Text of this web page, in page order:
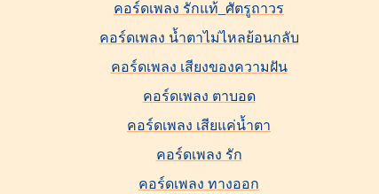
คอร์ดเพลง รักแท้_ศัตรูถาวร
คอร์ดเพลง น้ำตาไม่ไหลย้อนกลับ
คอร์ดเพลง เสียงของความฝัน
คอร์ดเพลง ตาบอด
คอร์ดเพลง เสียแค่น้ำตา
คอร์ดเพลง รัก
คอร์ดเพลง ทางออก